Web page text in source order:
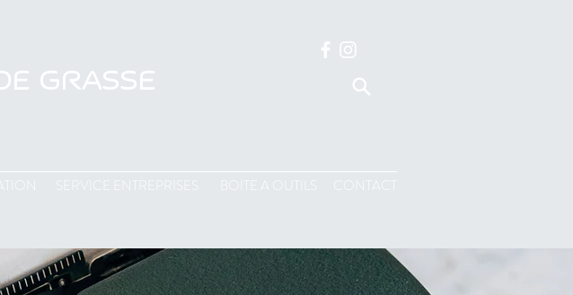
GRASSE
SERVICE ENTREPRISES BOITE A OUTILS CONTACT